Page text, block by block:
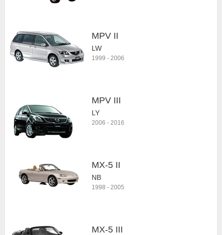
MPV II
LW
1999 - 2006
MPV III
LY
2006 - 2016
MX-5 II
NB
1998 - 2005
MX-5 III